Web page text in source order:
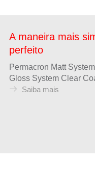
A maneira mais
perfeito
Permacron Matt
Gloss System Clear
Saiba mais